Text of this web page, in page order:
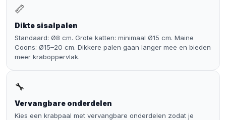
📏
Dikte sisalpalen
Standaard: Ø8 cm. Grote katten: minimaal Ø15 cm. Maine
Coons: Ø15–20 cm. Dikkere palen gaan langer mee en bieden
meer kraboppervlak.
🔧
Vervangbare onderdelen
Kies een krabpaal met vervangbare onderdelen zodat je